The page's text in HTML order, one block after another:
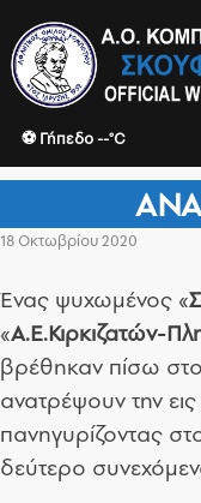
⚽ Γήπεδο --°C
18 Οκτωβρίου 2020
Ένας ψυχωμένος «
«Α.Ε.Κιρκιζατών-
βρέθηκαν πίσω
ανατρέψουν την
πανηγυρίζοντας
δεύτερο